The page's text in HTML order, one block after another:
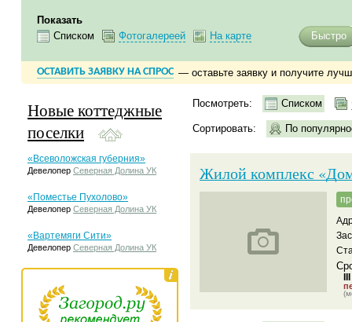
Показать
Списком
Фотогалереей На карте Быстро
ОСТАВИТЬ ЗАЯВКУ НА СПРОС — оставьте заявку и получите
Новые коттеджные
поселки
«Всеволожская губерния»
Девелопер Северная Долина УК
«Поместье Пухолово»
Девелопер Северная Долина УК
«Вартемяги Сити»
Девелопер Северная Долина УК
Посмотреть: Списком
Сортировать: По
Жилой комплекс